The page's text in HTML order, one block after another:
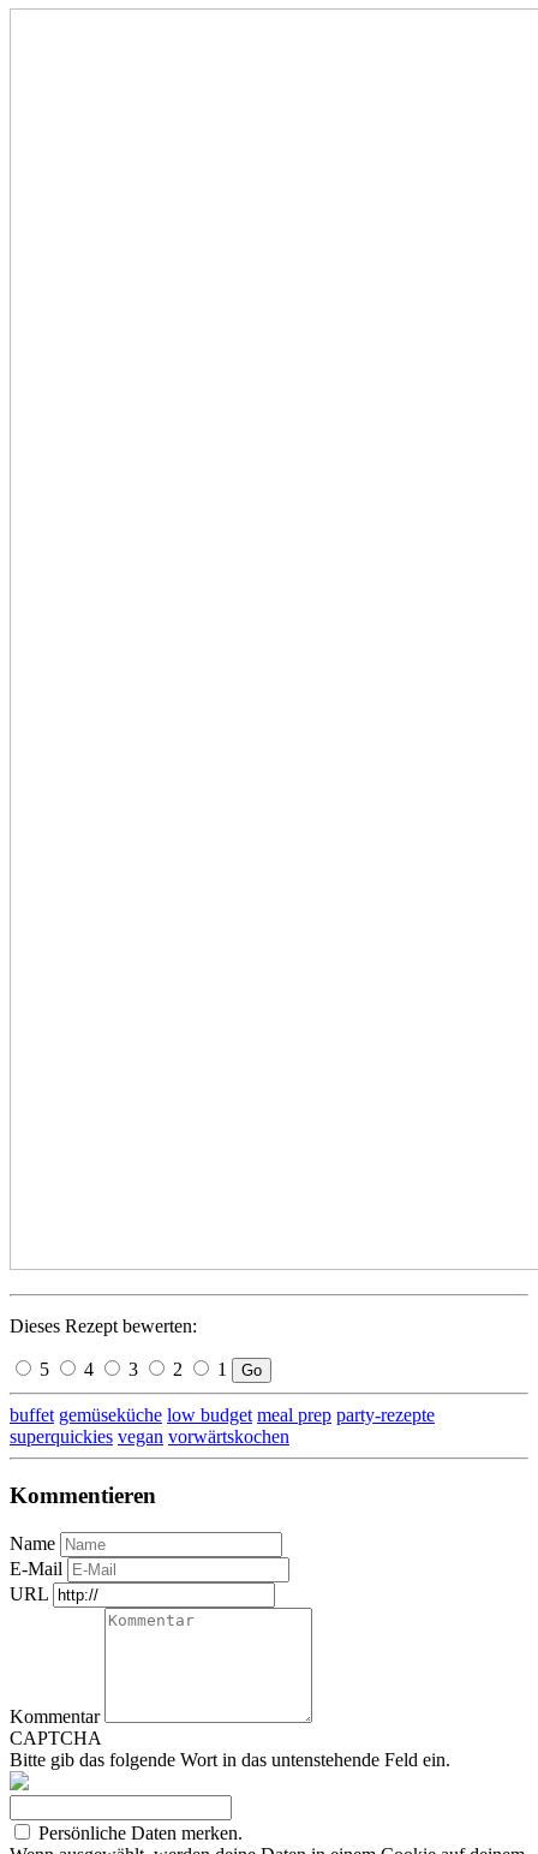
Dieses Rezept bewerten:
5 4 3 2 1 Go
buffet gemüseküche low budget meal prep party-rezepte
superquickies vegan vorwärtskochen
Kommentieren
Name
E-Mail
URL
Kommentar
CAPTCHA
Bitte gib das folgende Wort in das untenstehende Feld ein.
Persönliche Daten merken.